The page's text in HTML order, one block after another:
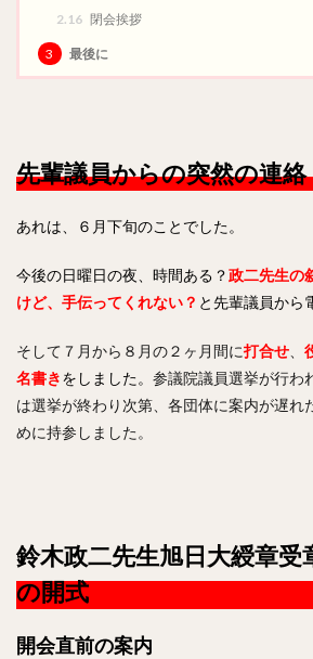
2.16 閉会挨拶
3 最後に
先輩議員からの突然の連絡
あれは、６月下旬のことでした。
今後の日曜日の夜、時間ある？政二先生の
けど、手伝ってくれない？ と先輩議員から
そして７月から８月の２ヶ月間に打合せ
名書きをしました。 参議院議員選挙が行わ
は選挙が終わり次第、各団体に案内が遅れ
めに持参しました。
鈴木政二先生旭日大綬章受
の開式
開会直前の案内